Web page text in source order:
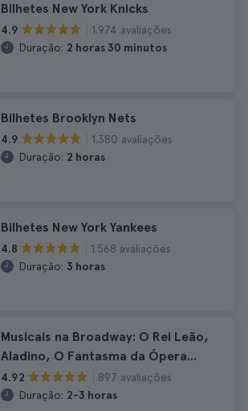
Bilhetes New York Knicks
4.9
1.974 avaliações
Duração: 2 horas 30 minutos
Bilhetes Brooklyn Nets
4.9
1.380 avaliações
Duração: 2 horas
Bilhetes New York Yankees
4.8
1.568 avaliações
Duração: 3 horas
Musicais na Broadway: O Rei Leão,
Aladino, O Fantasma da Ópera...
4.92
897 avaliações
Duração: 2-3 horas